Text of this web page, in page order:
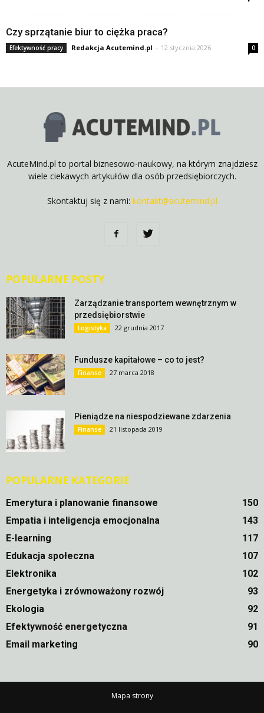
Czy sprzątanie biur to ciężka praca?
Efektywność pracy Redakcja Acutemind.pl - 12 stycznia 2026 0
AcuteMind.pl to portal biznesowo-naukowy, na którym znajdziesz
wiele ciekawych artykułów dla osób przedsiębiorczych.
Skontaktuj się z nami: kontakt@acutemind.pl
POPULARNE POSTY
Zarządzanie transportem wewnętrznym w
przedsiębiorstwie
Logistyka 22 grudnia 2017
Fundusze kapitałowe – co to jest?
Finanse 27 marca 2018
Pieniądze na niespodziewane zdarzenia
Finanse 21 listopada 2019
POPULARNE KATEGORIE
Emerytura i planowanie finansowe
150
Empatia i inteligencja emocjonalna
143
E-learning
117
Edukacja społeczna
107
Elektronika
102
Energetyka i zrównoważony rozwój
93
Ekologia
92
Efektywność energetyczna
91
Email marketing
90
Mapa strony